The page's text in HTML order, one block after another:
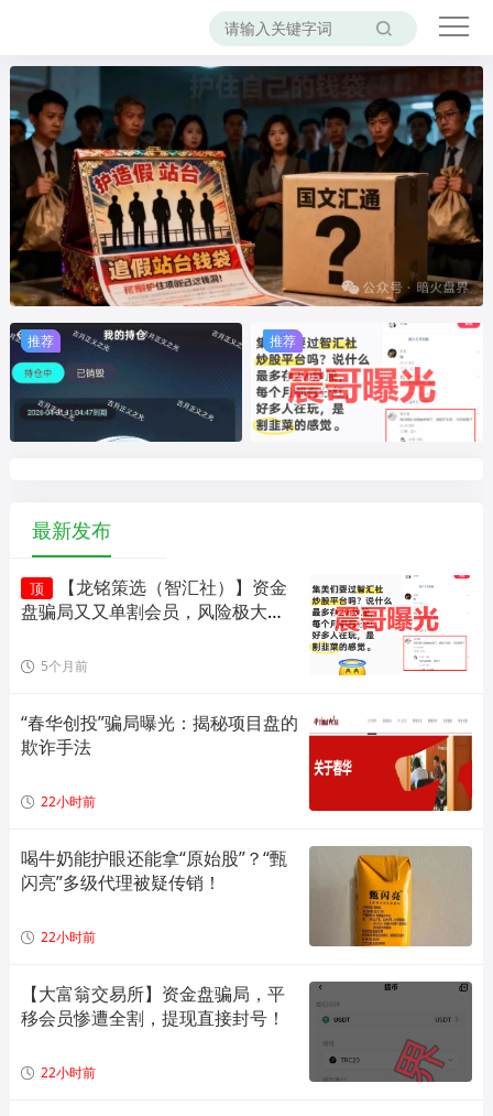
推荐 推荐
推荐 推荐
最新发布
顶
【龙铭策选（智汇社）】资金
盘骗局又又单割会员，风险极大，
5个月前
“春华创投”骗局曝光：揭秘项目盘的
欺诈手法
22小时前
喝牛奶能护眼还能拿“原始股”？“甄
闪亮”多级代理被疑传销！
22小时前
【大富翁交易所】资金盘骗局，平
移会员惨遭全割，提现直接封号！
22小时前